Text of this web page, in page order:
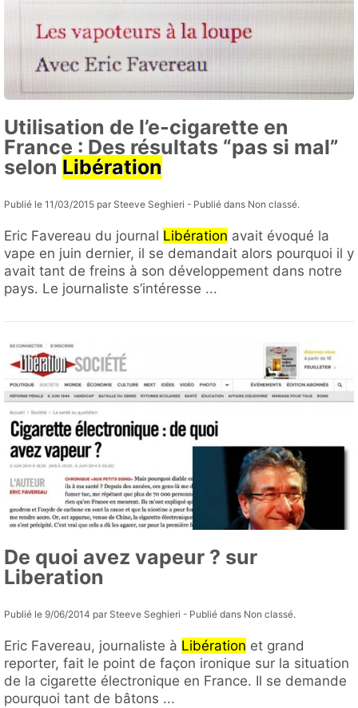
Utilisation de l’e-cigarette en
France : Des résultats “pas si mal”
selon Libération
Publié le 11/03/2015 par Steeve Seghieri - Publié dans Non classé.
Eric Favereau du journal Libération avait évoqué la
vape en juin dernier, il se demandait alors pourquoi il y
avait tant de freins à son développement dans notre
pays. Le journaliste s’intéresse ...
De quoi avez vapeur ? sur
Liberation
Publié le 9/06/2014 par Steeve Seghieri - Publié dans Non classé.
Eric Favereau, journaliste à Libération et grand
reporter, fait le point de façon ironique sur la situation
de la cigarette électronique en France. Il se demande
pourquoi tant de bâtons ...